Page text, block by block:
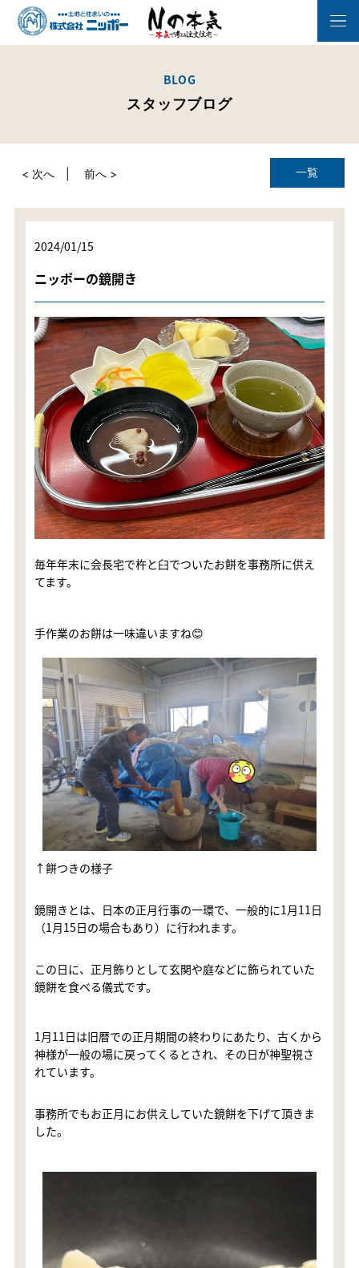
BLOG
スタッフブログ
一覧
< 次へ 前へ >
2024/01/15
ニッポーの鏡開き
毎年年末に会長宅で杵と臼でついたお餅を事務所に供え
てます。
手作業のお餅は一味違いますね😊
↑餅つきの様子
鏡開きとは、日本の正月行事の一環で、一般的に1月11日
（1月15日の場合もあり）に行われます。
この日に、正月飾りとして玄関や庭などに飾られていた
鏡餅を食べる儀式です。
1月11日は旧暦での正月期間の終わりにあたり、古くから
神様が一般の場に戻ってくるとされ、その日が神聖視さ
れています。
事務所でもお正月にお供えしていた鏡餅を下げて頂きま
した。